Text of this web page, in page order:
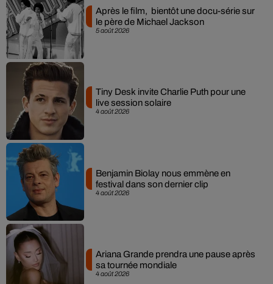
5 août 2026
Après le film, bientôt une docu-série sur
le père de Michael Jackson
4 août 2026
Tiny Desk invite Charlie Puth pour une
live session solaire
4 août 2026
Benjamin Biolay nous emmène en
festival dans son dernier clip
4 août 2026
Ariana Grande prendra une pause après
sa tournée mondiale